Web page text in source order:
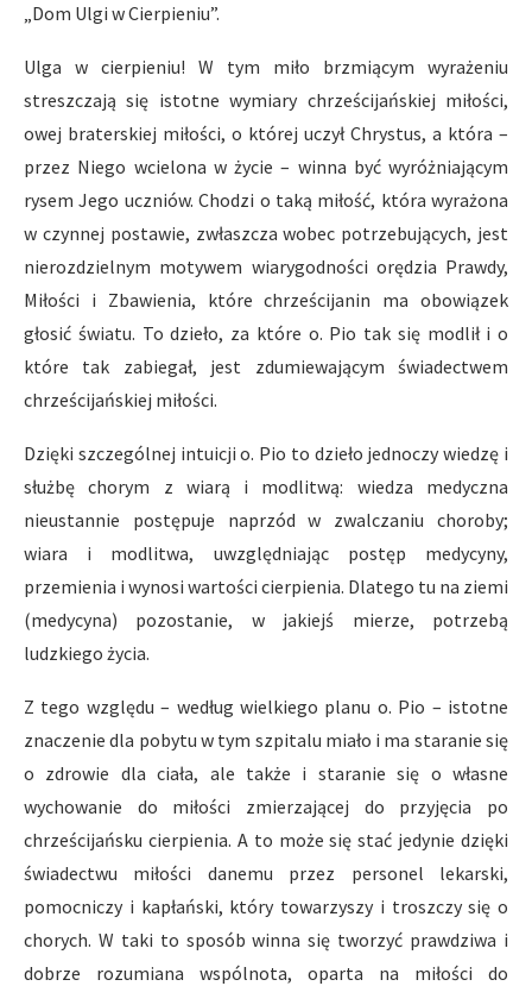
„Dom Ulgi w Cierpieniu”.
Ulga w cierpieniu! W tym miło brzmiącym wyrażeniu
streszczają się istotne wymiary chrześcijańskiej miłości,
owej braterskiej miłości, o której uczył Chrystus, a która –
przez Niego wcielona w życie – winna być wyróżniającym
rysem Jego uczniów. Chodzi o taką miłość, która wyrażona
w czynnej postawie, zwłaszcza wobec potrzebujących, jest
nierozdzielnym motywem wiarygodności orędzia Prawdy,
Miłości i Zbawienia, które chrześcijanin ma obowiązek
głosić światu. To dzieło, za które o. Pio tak się modlił i o
które tak zabiegał, jest zdumiewającym świadectwem
chrześcijańskiej miłości.
Dzięki szczególnej intuicji o. Pio to dzieło jednoczy wiedzę i
służbę chorym z wiarą i modlitwą: wiedza medyczna
nieustannie postępuje naprzód w zwalczaniu choroby;
wiara i modlitwa, uwzględniając postęp medycyny,
przemienia i wynosi wartości cierpienia. Dlatego tu na ziemi
(medycyna) pozostanie, w jakiejś mierze, potrzebą
ludzkiego życia.
Z tego względu – według wielkiego planu o. Pio – istotne
znaczenie dla pobytu w tym szpitalu miało i ma staranie się
o zdrowie dla ciała, ale także i staranie się o własne
wychowanie do miłości zmierzającej do przyjęcia po
chrześcijańsku cierpienia. A to może się stać jedynie dzięki
świadectwu miłości danemu przez personel lekarski,
pomocniczy i kapłański, który towarzyszy i troszczy się o
chorych. W taki to sposób winna się tworzyć prawdziwa i
dobrze rozumiana wspólnota, oparta na miłości do